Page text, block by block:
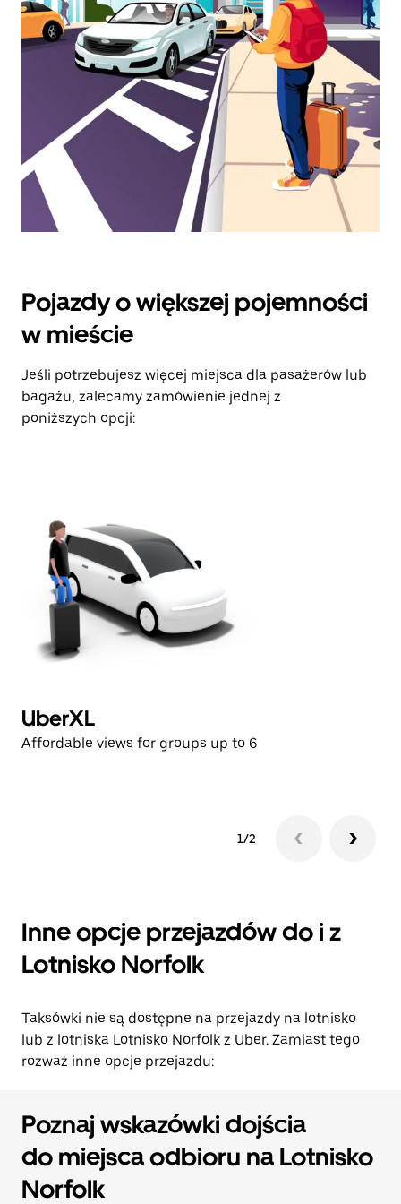
klawisz
„Escape”,
aby
zamknąć
kalendarz.
Pojazdy o większej pojemności
w mieście
Jeśli potrzebujesz więcej miejsca dla pasażerów lub
bagażu, zalecamy zamówienie jednej z
poniższych opcji:
UberXL
Affordable views for groups up to 6
1/2
Inne opcje przejazdów do i z
Lotnisko Norfolk
Taksówki nie są dostępne na przejazdy na lotnisko
lub z lotniska Lotnisko Norfolk z Uber. Zamiast tego
rozważ inne opcje przejazdu:
Poznaj wskazówki dojścia
do miejsca odbioru na Lotnisko
Norfolk